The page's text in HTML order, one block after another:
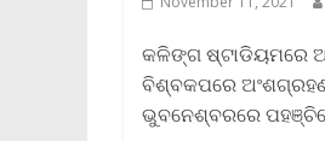
କଳିଙ୍ଗ ଷ୍ଟାଡିୟମରେ
ବିଶ୍ବକପରେ
ଭୁବନେଶ୍ବରରେ